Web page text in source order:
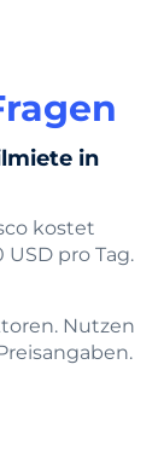
in
kostet
pro Tag.
Nutzen